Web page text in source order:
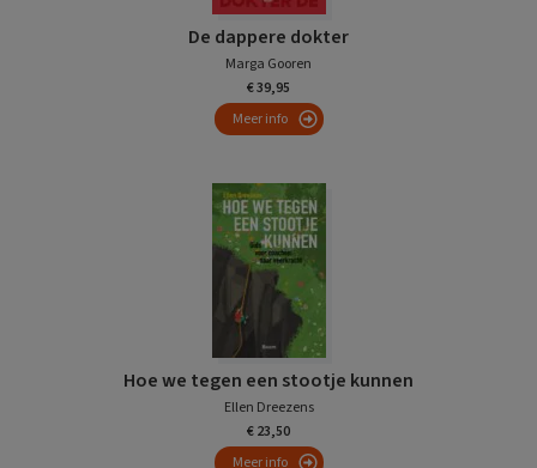
De dappere dokter
Marga Gooren
€ 39,95
Meer info
Hoe we tegen een stootje kunnen
Ellen Dreezens
€ 23,50
Meer info